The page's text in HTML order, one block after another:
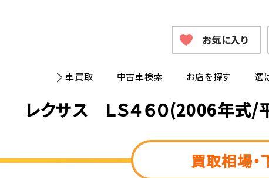
車買取 中古車検索 お店を探す 選
お気に入り
レクサス ＬＳ４６０(2006年式
買取相場・